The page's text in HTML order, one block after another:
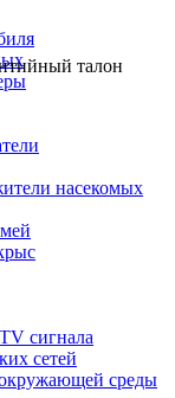
насекомых
сигнала
сетей
среды
талон